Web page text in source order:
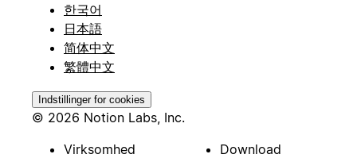
한국어
日本語
简体中文
繁體中文
Indstillinger for cookies
© 2026 Notion Labs, Inc.
Virksomhed
Download